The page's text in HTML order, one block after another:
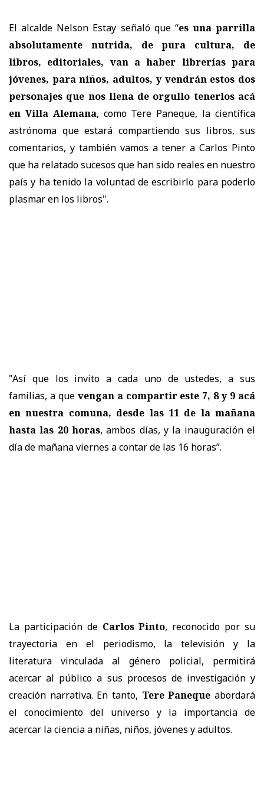
El alcalde Nelson Estay señaló que “es una parrilla
absolutamente nutrida, de pura cultura, de
libros, editoriales, van a haber librerías para
jóvenes, para niños, adultos, y vendrán estos dos
personajes que nos llena de orgullo tenerlos acá
en Villa Alemana, como Tere Paneque, la científica
astrónoma que estará compartiendo sus libros, sus
comentarios, y también vamos a tener a Carlos Pinto
que ha relatado sucesos que han sido reales en nuestro
país y ha tenido la voluntad de escribirlo para poderlo
plasmar en los libros".
"Así que los invito a cada uno de ustedes, a sus
familias, a que vengan a compartir este 7, 8 y 9 acá
en nuestra comuna, desde las 11 de la mañana
hasta las 20 horas, ambos días, y la inauguración el
día de mañana viernes a contar de las 16 horas”.
La participación de Carlos Pinto, reconocido por su
trayectoria en el periodismo, la televisión y la
literatura vinculada al género policial, permitirá
acercar al público a sus procesos de investigación y
creación narrativa. En tanto, Tere Paneque abordará
el conocimiento del universo y la importancia de
acercar la ciencia a niñas, niños, jóvenes y adultos.